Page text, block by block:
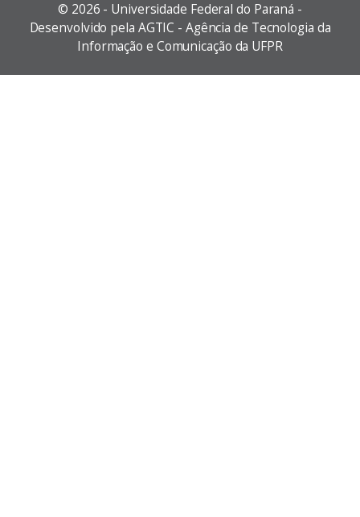
© 2026 - Universidade Federal do Paraná -
Desenvolvido pela AGTIC - Agência de Tecnologia da
Informação e Comunicação da UFPR